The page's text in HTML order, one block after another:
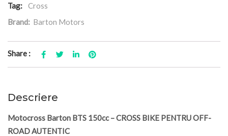
Tag:
Cross
Brand: Barton Motors
Share :
Descriere
Motocross Barton BTS 150cc – CROSS BIKE PENTRU OFF-
ROAD AUTENTIC